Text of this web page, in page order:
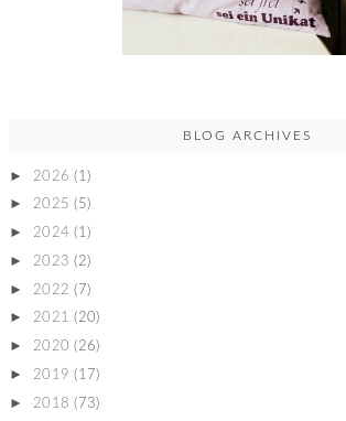
BLOG ARCHIVES
► 2026 (1)
► 2025 (5)
► 2024 (1)
► 2023 (2)
► 2022 (7)
► 2021 (20)
► 2020 (26)
► 2019 (17)
► 2018 (73)